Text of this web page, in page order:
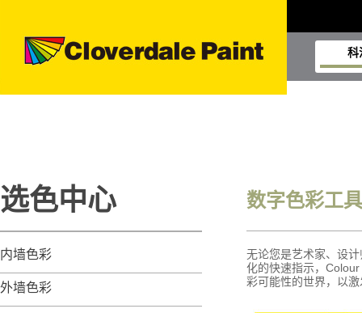
科
数字色彩工具
无论您是艺术家、设
化的快速指示，
彩可能性的世界，以
选色中心
内墙色彩
外墙色彩